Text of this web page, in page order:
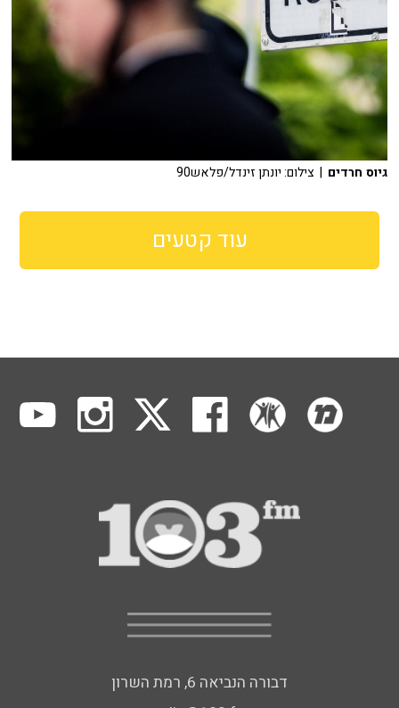
גיוס חרדים | צילום: יונתן זינדל/פלאש90
עוד קטעים
דבורה הנביאה 6, רמת השרון